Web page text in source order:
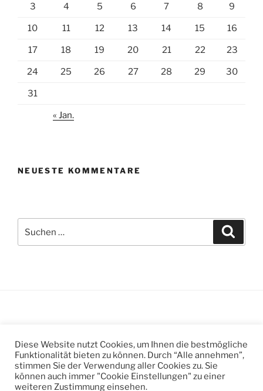
3 4 5 6 7 8 9
10 11 12 13 14 15 16
17 18 19 20 21 22 23
24 25 26 27 28 29 30
31
« Jan.
NEUESTE KOMMENTARE
nach:
nach:
Diese Website nutzt Cookies, um Ihnen die bestmögliche
Funktionalität bieten zu können. Durch “Alle annehmen”,
stimmen Sie der Verwendung aller Cookies zu. Sie
können auch immer "Cookie Einstellungen" zu einer
weiteren Zustimmung einsehen.